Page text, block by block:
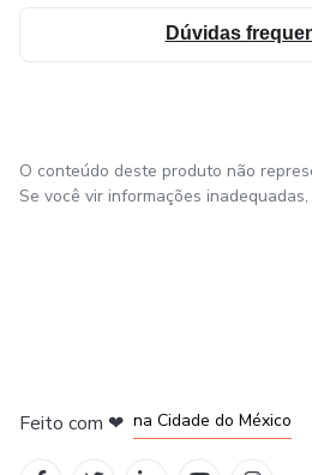
Dúvidas
O conteúdo deste produto não
Se você vir informações inadequadas,
Feito com ❤ na Cidade do México